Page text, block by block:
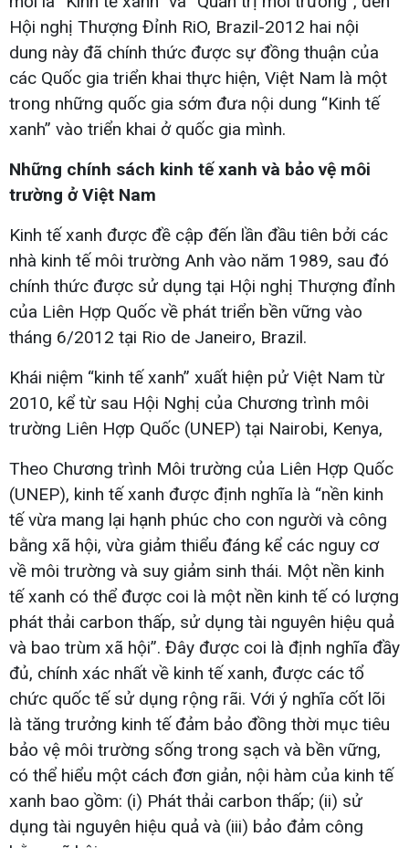
Hội nghị Thượng Đỉnh RiO, Brazil-2012 hai nội
dung này đã chính thức được sự đồng thuận của
các Quốc gia triển khai thực hiện, Việt Nam là một
trong những quốc gia sớm đưa nội dung “Kinh tế
xanh” vào triển khai ở quốc gia mình.
Những chính sách kinh tế xanh và bảo vệ môi
trường ở Việt Nam
Kinh tế xanh được đề cập đến lần đầu tiên bởi các
nhà kinh tế môi trường Anh vào năm 1989, sau đó
chính thức được sử dụng tại Hội nghị Thượng đỉnh
của Liên Hợp Quốc về phát triển bền vững vào
tháng 6/2012 tại Rio de Janeiro, Brazil.
Khái niệm “kinh tế xanh” xuất hiện pử Việt Nam từ
2010, kể từ sau Hội Nghị của Chương trình môi
trường Liên Hợp Quốc (UNEP) tại Nairobi, Kenya,
Theo Chương trình Môi trường của Liên Hợp Quốc
(UNEP), kinh tế xanh được định nghĩa là “nền kinh
tế vừa mang lại hạnh phúc cho con người và công
bằng xã hội, vừa giảm thiểu đáng kể các nguy cơ
về môi trường và suy giảm sinh thái. Một nền kinh
tế xanh có thể được coi là một nền kinh tế có lượng
phát thải carbon thấp, sử dụng tài nguyên hiệu quả
và bao trùm xã hội”. Đây được coi là định nghĩa đầy
đủ, chính xác nhất về kinh tế xanh, được các tổ
chức quốc tế sử dụng rộng rãi. Với ý nghĩa cốt lõi
là tăng trưởng kinh tế đảm bảo đồng thời mục tiêu
bảo vệ môi trường sống trong sạch và bền vững,
có thể hiểu một cách đơn giản, nội hàm của kinh tế
xanh bao gồm: (i) Phát thải carbon thấp; (ii) sử
dụng tài nguyên hiệu quả và (iii) bảo đảm công